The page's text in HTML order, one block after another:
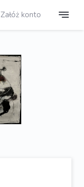
Załóż konto